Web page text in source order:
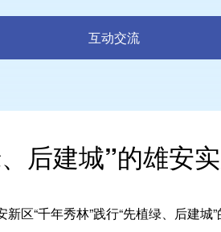
互动交流
后建城”的雄安
区“千年秀林”践行“先植绿、后建城